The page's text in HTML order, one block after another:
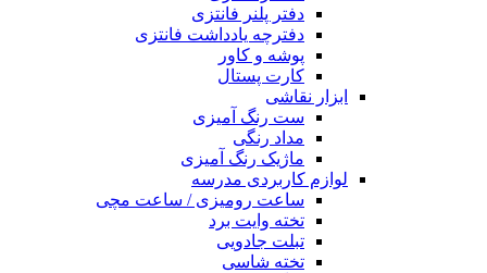
دفتر پلنر فانتزی
دفترچه یادداشت فانتزی
پوشه و کاور
کارت پستال
ابزار نقاشی
ست رنگ آمیزی
مداد رنگی
ماژیک رنگ آمیزی
لوازم کاربردی مدرسه
ساعت رومیزی / ساعت مچی
تخته وایت برد
تبلت جادویی
تخته شاسی